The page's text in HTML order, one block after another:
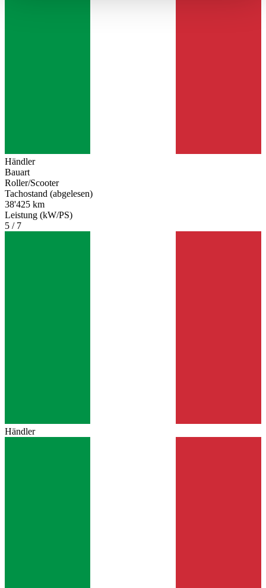
Händler
Bauart
Roller/Scooter
Tachostand (abgelesen)
38'425 km
Leistung (kW/PS)
5 / 7
Händler